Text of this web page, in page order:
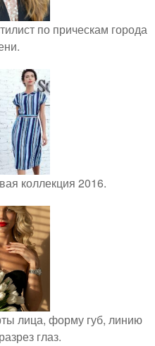
по прическам города
коллекция 2016.
лица, форму губ, линию
глаз.